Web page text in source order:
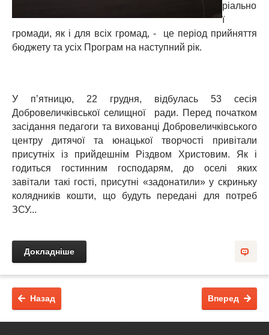
ріально
ї
громади, як і для всіх громад, - це період прийняття
бюджету та усіх Програм на наступний рік.
У п’ятницю, 22 грудня, відбулась 53 сесія
Добровеличківської селищної ради. Перед початком
засідання педагоги та вихованці Добровеличківського
центру дитячої та юнацької творчості привітали
присутніх із прийдешнім Різдвом Христовим. Як і
годиться гостинним господарям, до оселі яких
завітали такі гості, присутні «задонатили» у скриньку
колядників кошти, що будуть передані для потреб
ЗСУ...
Докладніше
Вперед
Назад